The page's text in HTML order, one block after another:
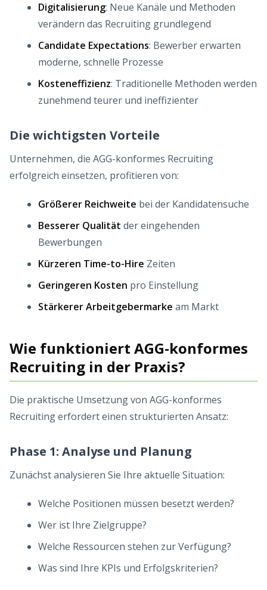
Digitalisierung: Neue Kanäle und Methoden
verändern das Recruiting grundlegend
Candidate Expectations: Bewerber erwarten
moderne, schnelle Prozesse
Kosteneffizienz: Traditionelle Methoden werden
zunehmend teurer und ineffizienter
Die wichtigsten Vorteile
Unternehmen, die AGG-konformes Recruiting
erfolgreich einsetzen, profitieren von:
Größerer Reichweite bei der Kandidatensuche
Besserer Qualität der eingehenden
Bewerbungen
Kürzeren Time-to-Hire Zeiten
Geringeren Kosten pro Einstellung
Stärkerer Arbeitgebermarke am Markt
Wie funktioniert AGG-konformes
Recruiting in der Praxis?
Die praktische Umsetzung von AGG-konformes
Recruiting erfordert einen strukturierten Ansatz:
Phase 1: Analyse und Planung
Zunächst analysieren Sie Ihre aktuelle Situation:
Welche Positionen müssen besetzt werden?
Wer ist Ihre Zielgruppe?
Welche Ressourcen stehen zur Verfügung?
Was sind Ihre KPIs und Erfolgskriterien?